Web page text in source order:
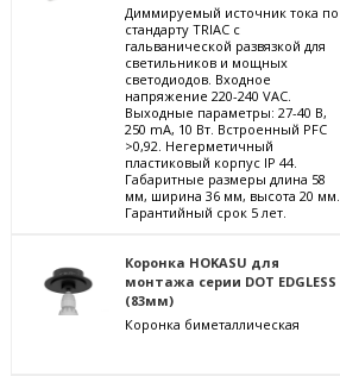
Диммируемый источник тока по
стандарту TRIAC с
гальванической развязкой для
светильников и мощных
светодиодов. Входное
напряжение 220-240 VAC.
Выходные параметры: 27-40 В,
250 mА, 10 Вт. Встроенный PFC
>0,92. Негерметичный
пластиковый корпус IP 44.
Габаритные размеры длина 58
мм, ширина 36 мм, высота 20 мм.
Гарантийный срок 5 лет.
Коронка HOKASU для
монтажа серии DOT EDGLESS
(83мм)
Коронка биметаллическая